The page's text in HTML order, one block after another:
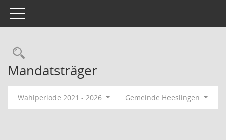
Toggle navigation
Rechercheauswahl
Mandatsträger
Wahlperiode 2021 - 2026 Gemeinde Heeslingen